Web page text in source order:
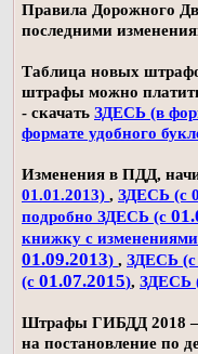
Правила Дорожного
последними
Таблица новых
штрафы можно
- скачать ЗДЕСЬ (в
формате удобного
Изменения в ПДД,
01.01.2013) , ЗДЕСЬ (с
подробно ЗДЕСЬ (с
книжку с
01.09.2013) , ЗДЕСЬ (с
(с 01.07.2015), ЗДЕСЬ
Штрафы ГИБДД 2018 —
на постановление по